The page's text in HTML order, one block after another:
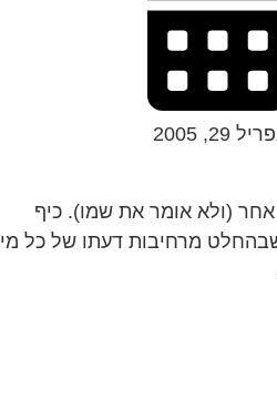
29, 2005
(ולא אומר את שמו). כיף
מרחיבות דעתו של כל מי